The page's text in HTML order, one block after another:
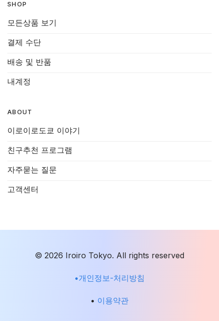
SHOP
모든상품 보기
결제 수단
배송 및 반품
내계정
ABOUT
이로이로도쿄 이야기
친구추천 프로그램
자주묻는 질문
고객센터
© 2026 Iroiro Tokyo. All rights reserved
•개인정보-처리방침
• 이용약관